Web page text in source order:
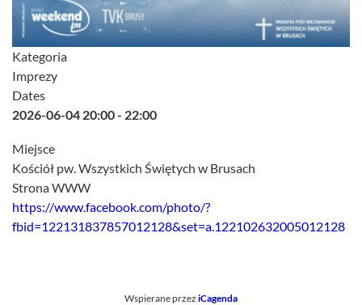
Kategoria
Imprezy
Dates
2026-06-04 20:00- 22:00
Miejsce
Kościół pw. Wszystkich Świętych w Brusach
Strona WWW
https://www.facebook.com/photo/?
fbid=122131837857012128&set=a.122102632005012128
Wspierane przez iCagenda